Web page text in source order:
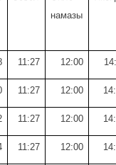
намазы
11:27 12:00
11:27 12:00
11:27 12:00
11:27 12:00